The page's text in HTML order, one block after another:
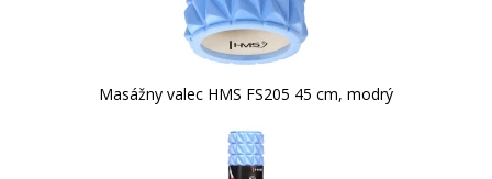
Masážny valec HMS FS205 45 cm, modrý